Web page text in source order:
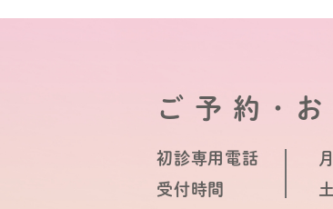
ご予約･
初診専用電話
受付時間